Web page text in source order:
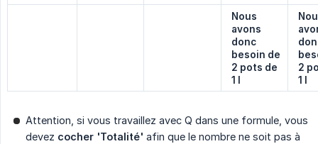
Nous
avons
donc
besoin de
2 pots de
1 l
2
1 l
Attention, si vous travaillez avec Q dans une formule, vous
devez cocher 'Totalité' afin que le nombre ne soit pas à